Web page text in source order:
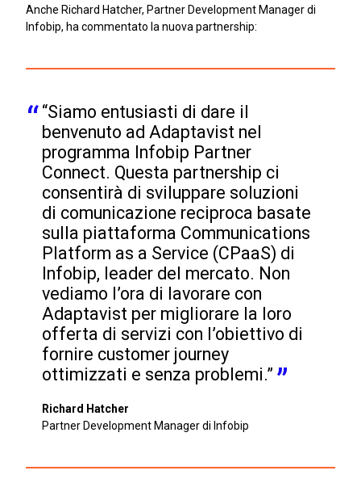
Anche Richard Hatcher, Partner Development Manager di
Infobip, ha commentato la nuova partnership:
“Siamo entusiasti di dare il
benvenuto ad Adaptavist nel
programma Infobip Partner
Connect. Questa partnership ci
consentirà di sviluppare soluzioni
di comunicazione reciproca basate
sulla piattaforma Communications
Platform as a Service (CPaaS) di
Infobip, leader del mercato. Non
vediamo l’ora di lavorare con
Adaptavist per migliorare la loro
offerta di servizi con l’obiettivo di
fornire customer journey
ottimizzati e senza problemi.”
Richard Hatcher
Partner Development Manager di Infobip